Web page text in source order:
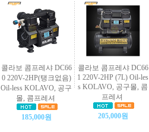
콜라보 콤프레샤 DC66
0 220V-2HP(탱크없음)
Oil-less KOLAVO, 공구
몰, 콤프레셔
185,000원
콜라보 콤프레샤 DC66
1 220V-2HP (7L) Oil-les
s KOLAVO, 공구몰, 콤
프레셔
205,000원